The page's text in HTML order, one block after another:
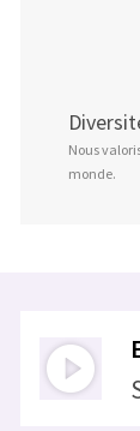
Nous
monde.